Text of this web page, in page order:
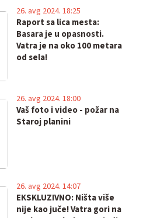
Kiša u najavi za sutra! I
lovci na terenu!
Raport sa lica mesta:
Basara je u opasnosti.
Vatra je na oko 100 metara
od sela!
26. avg 2024. 18:25
Vaš foto i video - požar na
Staroj planini
26. avg 2024. 18:00
EKSKLUZIVNO: Ništa više
nije kao juče! Vatra gori na
26. avg 2024. 14:07